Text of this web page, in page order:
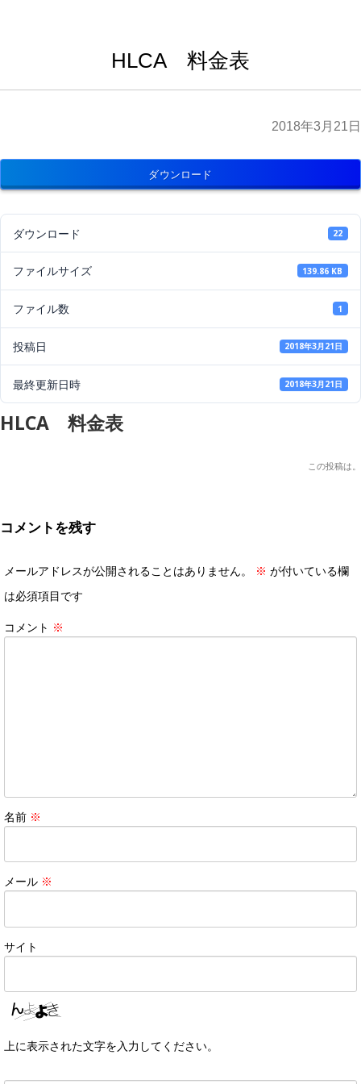
HLCA 料金表
2018年3月21日
ダウンロード
ダウンロード 22
ファイルサイズ 139.86 KB
ファイル数 1
投稿日 2018年3月21日
最終更新日時 2018年3月21日
HLCA 料金表
この投稿は
コメントを残す
メールアドレスが公開されることはありません。 ※ が付いている欄
は必須項目です
コメント ※
名前 ※
メール ※
サイト
上に表示された文字を入力してください。